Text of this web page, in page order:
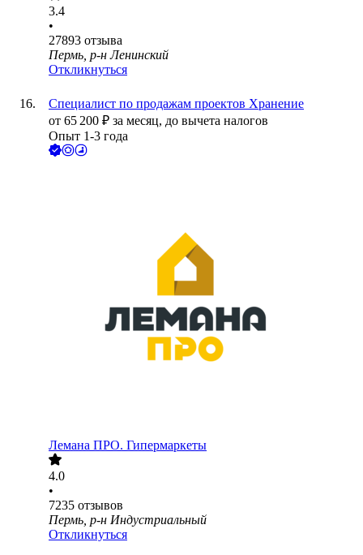
3.4
•
27893 отзыва
Пермь, р-н Ленинский
Откликнуться
Специалист по продажам проектов Хранение
от 65 200 ₽ за месяц, до вычета налогов
Опыт 1-3 года
Лемана ПРО. Гипермаркеты
4.0
•
7235 отзывов
Пермь, р-н Индустриальный
Откликнуться